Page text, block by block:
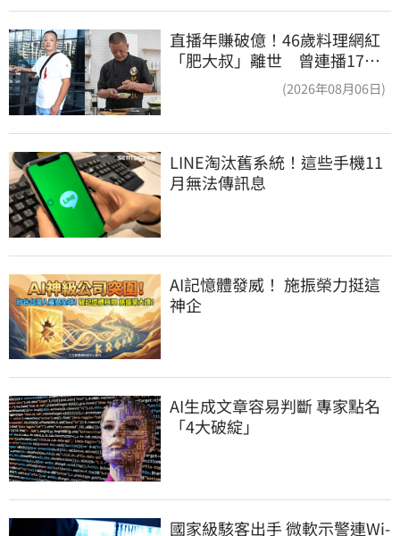
直播年賺破億！46歲料理網紅
「肥大叔」離世 曾連播17小
(2026年08月06日)
LINE淘汰舊系統！這些手機11
月無法傳訊息
AI記憶體發威！ 施振榮力挺這
神企
AI生成文章容易判斷 專家點名
「4大破綻」
國家級駭客出手 微軟示警連Wi-